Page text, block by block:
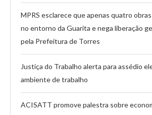
MPRS esclarece que apenas quatro
no entorno da Guarita e nega liberação
pela Prefeitura de Torres
Justiça do Trabalho alerta para assédio
ambiente de trabalho
ACISATT promove palestra sobre